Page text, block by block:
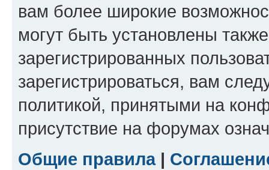
вам более широкие
могут быть установлены
зарегистрированных
зарегистрироваться, вам
политикой, принятыми на
присутствие на форумах
Общие правила|